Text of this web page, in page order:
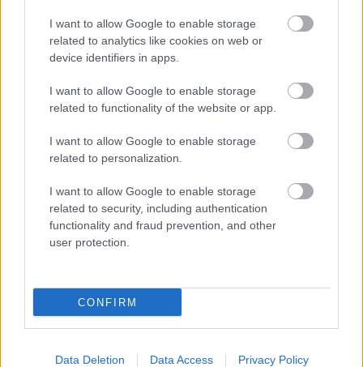
I want to allow Google to enable storage
related to analytics like cookies on web or
device identifiers in apps.
I want to allow Google to enable storage
related to functionality of the website or app.
I want to allow Google to enable storage
related to personalization.
I want to allow Google to enable storage
related to security, including authentication
functionality and fraud prevention, and other
user protection.
CONFIRM
Data Deletion Data Access Privacy Policy
„Az emberek egy ideje már a szakállamat látják először.
Ideje feldobni a dolgokat.”